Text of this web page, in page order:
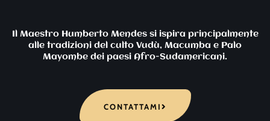
Il Maestro Humberto Mendes si ispira principalmente
alle tradizioni del culto Vudù, Macumba e Palo
Mayombe dei paesi Afro-Sudamericani.
CONTATTAMI